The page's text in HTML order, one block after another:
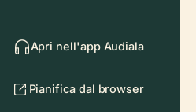
Apri nell'app Audiala
Pianifica dal browser